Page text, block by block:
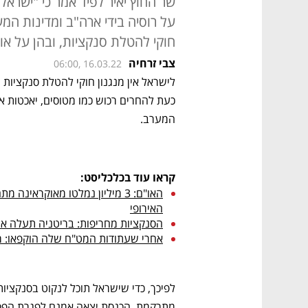
על רוסיה בידי ארה"ב ומדינות
חוקי להטלת סנקציות, ובהן על
צבי זרחיה 06:00, 16.03.22
המערב.
קראו עוד בכלכליסט:
האירופי
הסנקציות מחריפות: בריטניה תעלה
אחרי שעתודות המט"ח שלה הוקפאו: